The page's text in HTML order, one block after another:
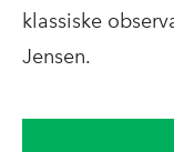
klassiske
Jensen.